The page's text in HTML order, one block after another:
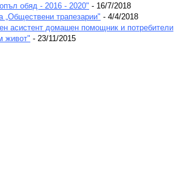
обяд - 2016 - 2020" - 16/7/2018
„Обществени трапезарии" - 4/4/2018
асистент домашен помощник и потребители
живот" - 23/11/2015